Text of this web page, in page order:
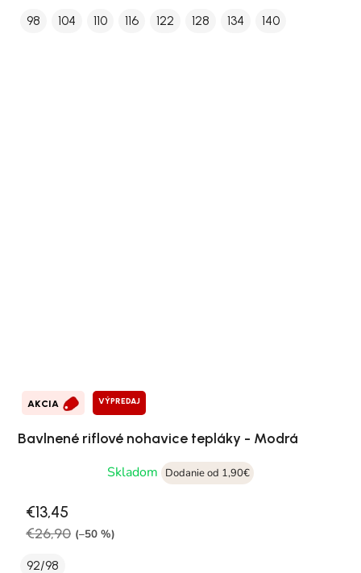
98 104 110 116 122 128 134 140
AKCIA VÝPREDAJ
Bavlnené riflové nohavice tepláky - Modrá
Skladom
Dodanie od 1,90€
€13,45
€26,90 (–50 %)
92/98